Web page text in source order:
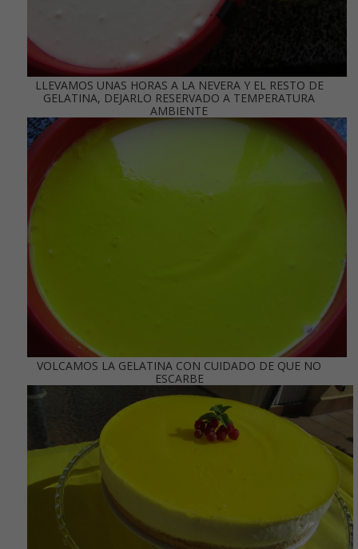
LLEVAMOS UNAS HORAS A LA NEVERA Y EL RESTO DE
GELATINA, DEJARLO RESERVADO A TEMPERATURA
AMBIENTE
VOLCAMOS LA GELATINA CON CUIDADO DE QUE NO
ESCARBE